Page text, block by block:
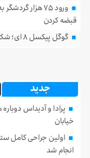
قبضه کردن
گوگل پیکسل ۸ ای؛ شکارچی گوشی‌های میان‌رده در راه بازار ایران؟
جدید
پرادا و آدیداس
خیابان
اولین جراحی کامل
انجام شد